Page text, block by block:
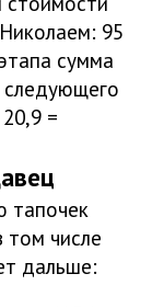
95
сумма
=
тапочек
том числе
дальше: